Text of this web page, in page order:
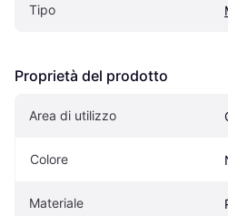
Tipo
Proprietà del prodotto
Area di utilizzo
Colore
Materiale